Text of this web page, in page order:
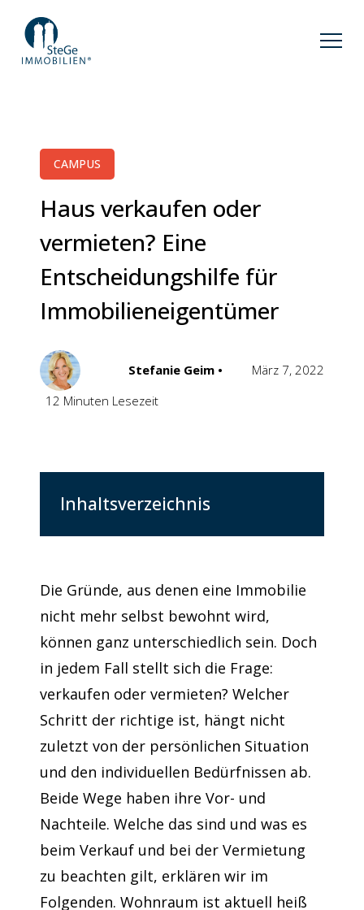
CAMPUS
Haus verkaufen oder
vermieten? Eine
Entscheidungshilfe für
Immobilieneigentümer
Stefanie Geim •
März 7, 2022
12 Minuten Lesezeit
Inhaltsverzeichnis
Die Gründe, aus denen eine Immobilie
nicht mehr selbst bewohnt wird,
können ganz unterschiedlich sein. Doch
in jedem Fall stellt sich die Frage:
verkaufen oder vermieten? Welcher
Schritt der richtige ist, hängt nicht
zuletzt von der persönlichen Situation
und den individuellen Bedürfnissen ab.
Beide Wege haben ihre Vor- und
Nachteile. Welche das sind und was es
beim Verkauf und bei der Vermietung
zu beachten gilt, erklären wir im
Folgenden. Wohnraum ist aktuell heiß